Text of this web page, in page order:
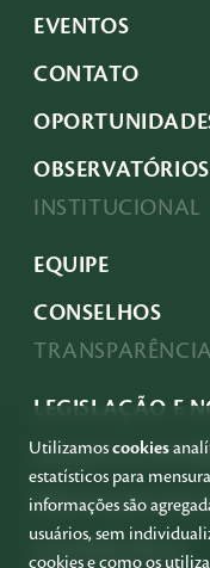
EVENTOS
CONTATO
INSTITUCIONAL
EQUIPE
CONSELHOS
TRANSPARÊNCIA
LEGISLAÇÃO E
ACESSO À
PRESTAÇÃO DE
GOVERNANÇA
Utilizamoscookies
estatísticos para
informações são
usuários, sem
cookies e como os